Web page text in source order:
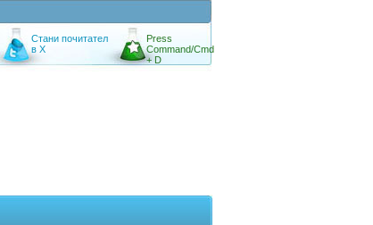
Стани почитател
в X
Press
Command/Cmd
+ D